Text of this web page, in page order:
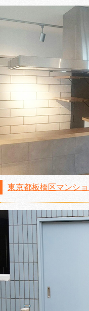
東京都板橋区マンシ